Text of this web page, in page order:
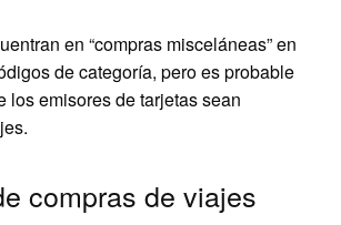
en “compras misceláneas” en
de categoría, pero es probable
los emisores de tarjetas sean
compras de viajes